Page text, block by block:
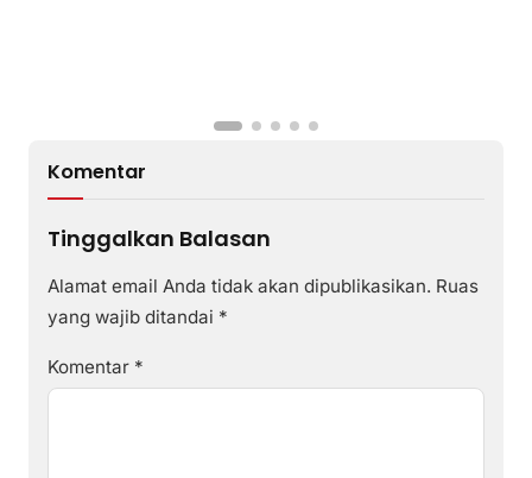
Komentar
Tinggalkan Balasan
Alamat email Anda tidak akan dipublikasikan. Ruas
yang wajib ditandai *
Komentar *